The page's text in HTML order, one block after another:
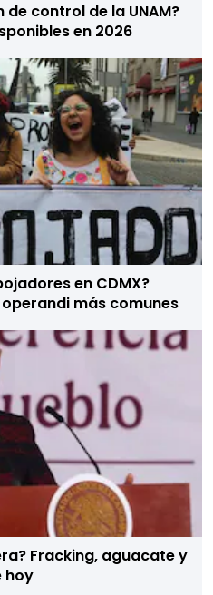
control de la UNAM?
en 2026
en CDMX?
más comunes
Fracking, aguacate y
hoy